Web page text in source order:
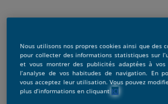
Nous utilisons nos propres cookies ainsi que des
pour collecter des informations statistiques sur
et vous montrer des publicités adaptées à vos
l’analyse de vos habitudes de navigation. En
vous acceptez leur utilisation. Vous pouvez
plus d’informations en cliquant ICI